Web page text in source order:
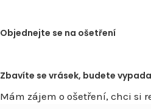
Objednejte se na ošetření
Zbavíte se vrásek, budete
Mám zájem o ošetření, chci si